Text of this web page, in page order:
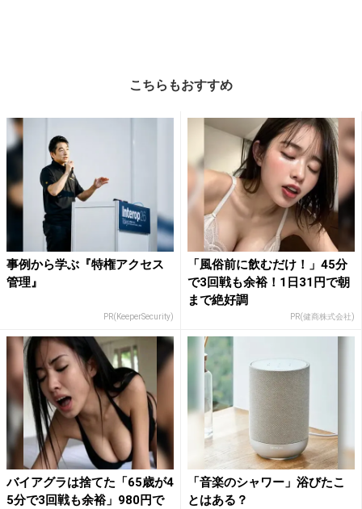
こちらもおすすめ
事例から学ぶ『特権アクセス
管理』
PR(KeeperSecurity)
「風俗前に飲むだけ！」45分
で3回戦も余裕！1日31円で朝
まで絶好調
PR(健商株式会社)
バイアグラは捨てた「65歳が4
5分で3回戦も余裕」980円で
「音楽のシャワー」浴びたこ
とはある？